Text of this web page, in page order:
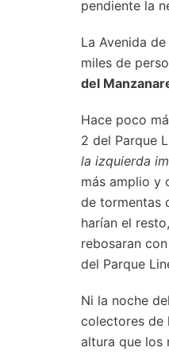
pendiente la
La Avenida
miles de
del
Hace poco
2 del Parque
la izquierda
más amplio y
de tormentas
harían el
rebosaran
del Parque
Ni la noche
colectores de
altura que los